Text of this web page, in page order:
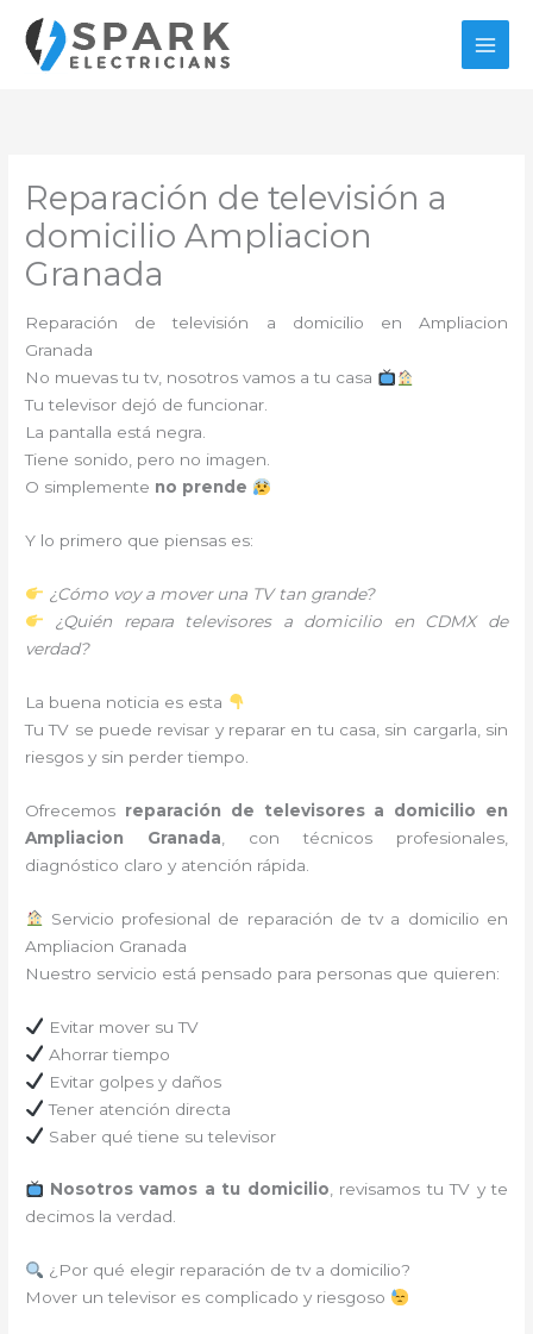
contenido
Reparación de televisión a
domicilio Ampliacion
Granada
Reparación de televisión a domicilio en Ampliacion
Granada
No muevas tu tv, nosotros vamos a tu casa
Tu televisor dejó de funcionar.
La pantalla está negra.
Tiene sonido, pero no imagen.
O simplemente no prende
Y lo primero que piensas es:
¿Cómo voy a mover una TV tan grande?
¿Quién repara televisores a domicilio en CDMX de
verdad?
La buena noticia es esta
Tu TV se puede revisar y reparar en tu casa, sin cargarla, sin
riesgos y sin perder tiempo.
Ofrecemos reparación de televisores a domicilio en
Ampliacion Granada , con técnicos profesionales,
diagnóstico claro y atención rápida.
Servicio profesional de reparación de tv a domicilio en
Ampliacion Granada
Nuestro servicio está pensado para personas que quieren:
Evitar mover su TV
Ahorrar tiempo
Evitar golpes y daños
Tener atención directa
Saber qué tiene su televisor
Nosotros vamos a tu domicilio, revisamos tu TV y te
decimos la verdad.
¿Por qué elegir reparación de tv a domicilio?
Mover un televisor es complicado y riesgoso